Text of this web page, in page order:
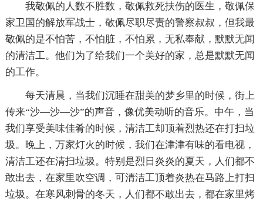
我敬佩的人数不胜数，敬佩救死扶伤的医生，敬佩保
家卫国的解放军战士，敬佩尽职尽责的警察叔叔，但我最
敬佩的是不怕苦，不怕脏，不怕累，无私奉献，默默无闻
的清洁工。他们为了给我们一个美好的家，总是默默无闻
的工作。
每天清晨，当我们沉睡在甜美的梦乡里的时候，街上
传来“沙—沙—沙”的声音，像优美动听的音乐。中午，当
我们享受美味佳肴的时候，清洁工却顶着烈热还在打扫垃
圾。晚上，万家灯火的时候，我们在津津有味的看电视，
清洁工还在清扫垃圾。特别是烈日炎炎的夏天，人们都不
敢出去，在家里吹空调，可清洁工顶着炎热在马路上打扫
垃圾。在寒风刺骨的冬天，人们都不敢出去，都在家里烤